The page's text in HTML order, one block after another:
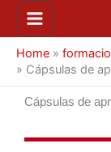
contenido
Main
Menu
Home »
» Cápsulas de
Cápsulas de